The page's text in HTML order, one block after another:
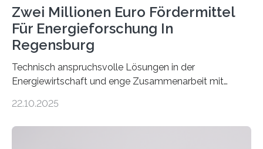
Zwei Millionen Euro Fördermittel
Für Energieforschung In
Regensburg
Technisch anspruchsvolle Lösungen in der
Energiewirtschaft und enge Zusammenarbeit mit
neuen EU-geförderten Transfer-Projekte zu
22.10.2025